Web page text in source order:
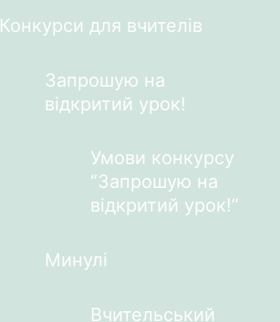
Конкурси для вчителів
Запрошую на
відкритий урок!
Умови конкурсу
“Запрошую на
відкритий урок!”
Минулі
Вчительський